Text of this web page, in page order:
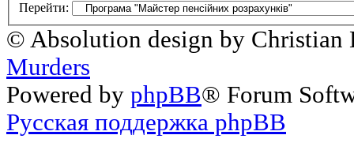
Перейти:
© Absolution design by
Murders
Powered by phpBB® Forum
Русская поддержка phpBB